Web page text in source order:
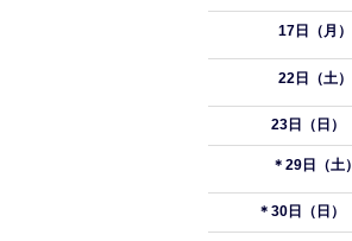
17日（月）
22日（土）
23日（日）
＊29日（土）
＊30日（日）